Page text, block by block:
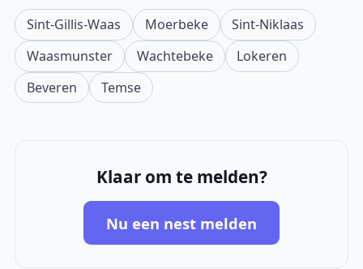
Sint-Gillis-Waas Moerbeke
Sint-Niklaas
Waasmunster
Wachtebeke
Lokeren
Beveren
Temse
Klaar om te melden?
Nu een nest melden